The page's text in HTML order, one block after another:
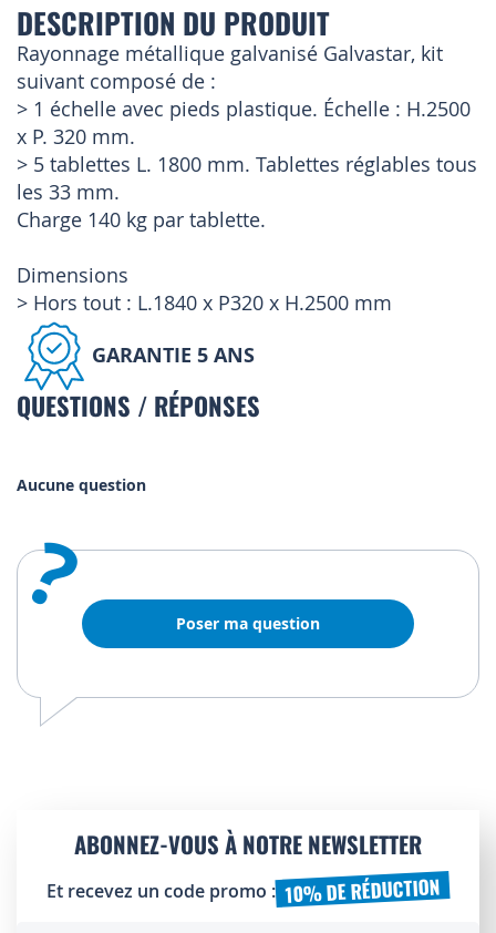
DESCRIPTION DU PRODUIT
Rayonnage métallique galvanisé Galvastar, kit
suivant composé de :
> 1 échelle avec pieds plastique. Échelle : H.2500
x P. 320 mm.
> 5 tablettes L. 1800 mm. Tablettes réglables tous
les 33 mm.
Charge 140 kg par tablette.
Dimensions
> Hors tout : L.1840 x P320 x H.2500 mm
GARANTIE 5 ANS
QUESTIONS / RÉPONSES
Aucune question
? Poser ma question
ABONNEZ-VOUS À NOTRE NEWSLETTER
Et recevez un code promo : 10% DE RÉDUCTION